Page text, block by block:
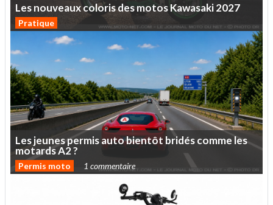
LesnouveauxcolorisdesmotosKawasaki2027
Pratique
Lesjeunespermisautobientôt bridéscommeles
motardsA2?
Permis moto 1 commentaire